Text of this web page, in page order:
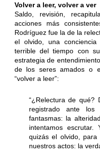
Volver a leer, volver a ver
Saldo, revisión,
acciones más
Rodríguez fue la de la
el olvido, una
terrible del tiempo con
estrategia de
de los seres amados o
“volver a leer”:
“¿Relectura de
registrado ante
fantasmas: la
intentamos
quizás el olvido, para
nuestros actos: la